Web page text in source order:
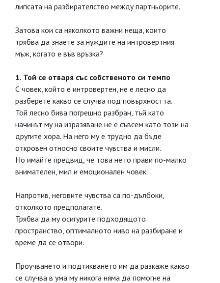
липсата на разбирателство между партньорите.
Затова кои са няколкото важни неща, които
трябва да знаете за нуждите на интровертния
мъж, когато е във връзка?
1. Той се отваря със собственото си темпо
С човек, който е интровертен, не е лесно да
разберете какво се случва под повърхността.
Той лесно бива погрешно разбран, тъй като
начинът му на изразяване не е съвсем като този на
другите хора. На него му е трудно да бъде
откровен относно своите чувства и мисли.
Но имайте предвид, че това не го прави по-малко
внимателен, мил и емоционален човек.
Напротив, неговите чувства са по-дълбоки,
отколкото предполагате.
Трябва да му осигурите подходящото
пространство, оптималното ниво на разбиране и
време да се отвори.
Проучването и подтикването им да разкаже какво
се случва в ума му никога няма да помогне на